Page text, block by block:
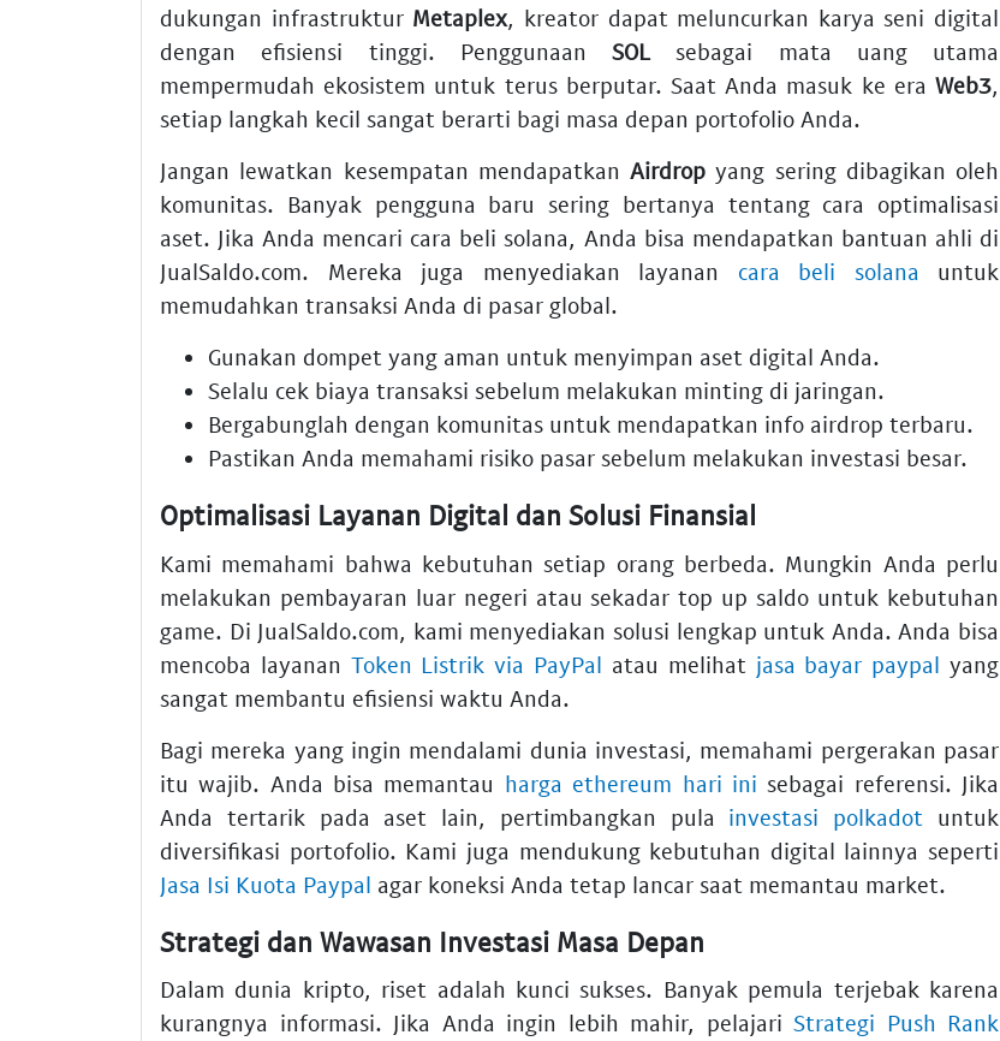
dukungan infrastruktur Metaplex, kreator dapat meluncurkan karya seni digital
dengan efisiensi tinggi. Penggunaan SOLsebagai mata uang utama
mempermudah ekosistem untuk terus berputar. Saat Anda masuk ke era Web3,
setiap langkah kecil sangat berarti bagi masa depan portofolio Anda.
Jangan lewatkan kesempatan mendapatkan Airdrop yang sering dibagikan oleh
komunitas. Banyak pengguna baru sering bertanya tentang cara optimalisasi
aset. Jika Anda mencari cara beli solana, Anda bisa mendapatkan bantuan ahli di
JualSaldo.com. Mereka juga menyediakan layanan cara beli solana untuk
memudahkan transaksi Anda di pasar global.
Gunakan dompet yang aman untuk menyimpan aset digital Anda.
Selalu cek biaya transaksi sebelum melakukan minting di jaringan.
Bergabunglah dengan komunitas untuk mendapatkan info airdrop terbaru.
Pastikan Anda memahami risiko pasar sebelum melakukan investasi besar.
Optimalisasi Layanan Digital dan Solusi Finansial
Kami memahami bahwa kebutuhan setiap orang berbeda. Mungkin Anda perlu
melakukan pembayaran luar negeri atau sekadar top up saldo untuk kebutuhan
game. Di JualSaldo.com, kami menyediakan solusi lengkap untuk Anda. Anda bisa
mencoba layanan Token Listrik via PayPal atau melihat jasa bayar paypal yang
sangat membantu efisiensi waktu Anda.
Bagi mereka yang ingin mendalami dunia investasi, memahami pergerakan pasar
itu wajib. Anda bisa memantau harga ethereum hari ini sebagai referensi. Jika
Anda tertarik pada aset lain, pertimbangkan pula investasi polkadot untuk
diversifikasi portofolio. Kami juga mendukung kebutuhan digital lainnya seperti
Jasa Isi Kuota Paypal agar koneksi Anda tetap lancar saat memantau market.
Strategi dan Wawasan Investasi Masa Depan
Dalam dunia kripto, riset adalah kunci sukses. Banyak pemula terjebak karena
kurangnya informasi. Jika Anda ingin lebih mahir, pelajari Strategi Push Rank